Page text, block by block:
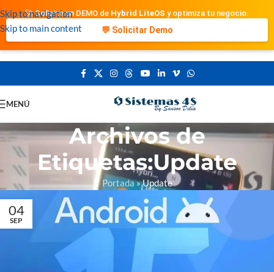
Skip to navigation
Skip to main content
🚀 Solicita un DEMO de Hybrid LiteOS y optimiza tu negocio.
💬 Solicitar Demo
MENÚ
Archivos de
Etiquetas:Update
Portada»Update
04
SEP